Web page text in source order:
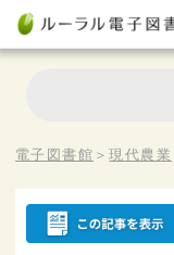
電子図書館 ＞現代農業